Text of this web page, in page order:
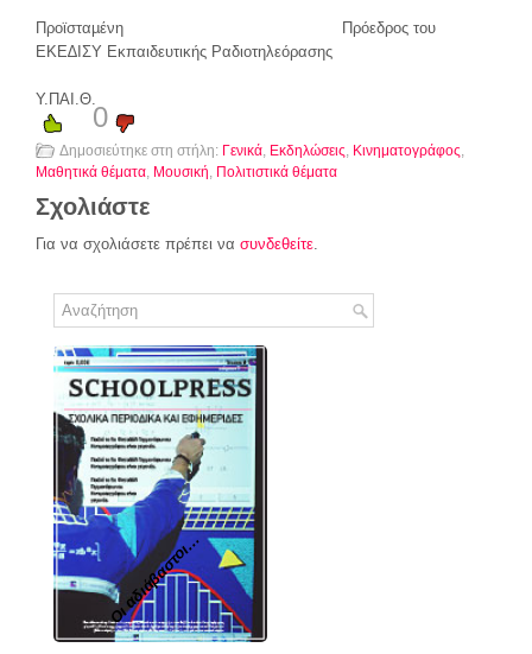
Προϊσταµένη Πρόεδρος του
ΕΚΕ∆ΙΣΥ Εκπαιδευτικής Ραδιοτηλεόρασης
Υ.ΠΑΙ.Θ.
0
Δημοσιεύτηκε στη στήλη: Γενικά, Εκδηλώσεις, Κινηματογράφος,
Μαθητικά θέματα, Μουσική, Πολιτιστικά θέματα
Σχολιάστε
Για να σχολιάσετε πρέπει να συνδεθείτε.
Οι αδιάβαστοι...